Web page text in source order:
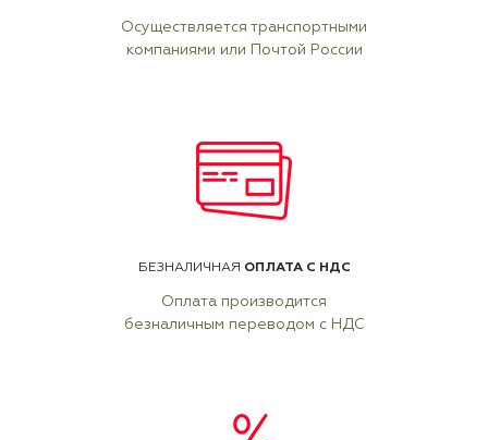
Осуществляется транспортными
компаниями или Почтой России
БЕЗНАЛИЧНАЯ ОПЛАТА С НДС
Оплата производится
безналичным переводом с НДС